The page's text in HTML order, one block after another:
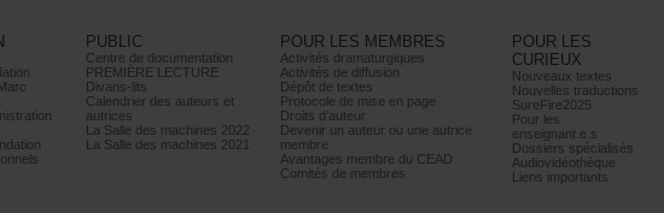
PUBLIC
Centrededocumentation
PREMIÈRELECTURE
Divans-lits
Calendrierdesauteurset
autrices
LaSalledesmachines2022
LaSalledesmachines2021
POURLESMEMBRES
Activitésdramaturgiques
Activitésdediffusion
Dépôtdetextes
Protocoledemiseenpage
Droitsd’auteur
Devenirunauteurouuneautrice
membre
AvantagesmembreduCEAD
Comitésdemembres
POURLES
CURIEUX
Nouveauxtextes
Nouvellestraductions
SureFire2025
Pourles
enseignant.e.s
Dossiersspécialisés
Audiovidéothèque
Liensimportants